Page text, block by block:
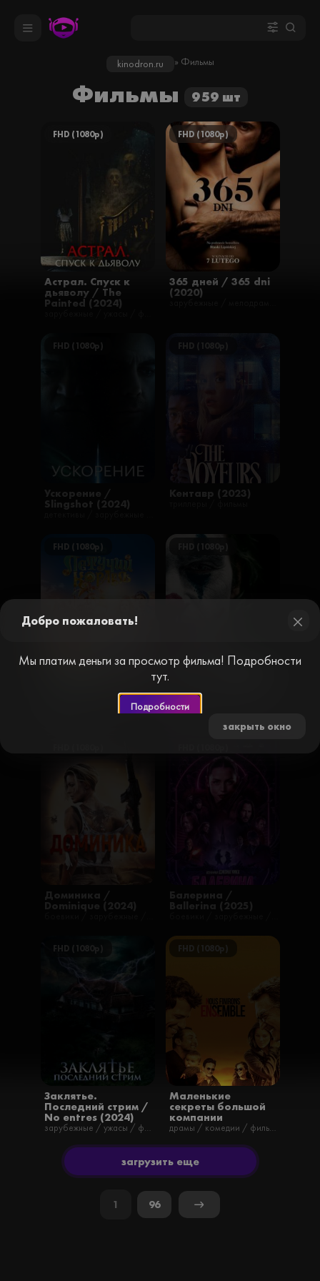
kinodron.ru » Фильмы
Фильмы 959 шт
Астрал. Спуск к
дьяволу / The
Painted (2024)
FHD (1080p)
365 дней / 365 dni
(2020)
FHD (1080p)
Ускорение /
Slingshot (2024)
FHD (1080p)
Кентавр (2023)
Летучий корабль
FHD (1080p)
комедии / мелодрамы / приключения / романтические / русские / семейные / фильмы / фэнтези / наши
Джокер / Joker
(2019)
Доминика /
Dominique (2024)
Балерина /
Ballerina (2025)
Заклятье.
Последний стрим /
No entres (2024)
FHD (1080p)
Маленькие
секреты большой
компании
FHD (1080p)
драмы / комедии / фильмы
загрузить еще
1 96
Добро пожаловать!
Мы платим деньги за просмотр фильма! Подробности
тут.
Подробности
закрыть окно